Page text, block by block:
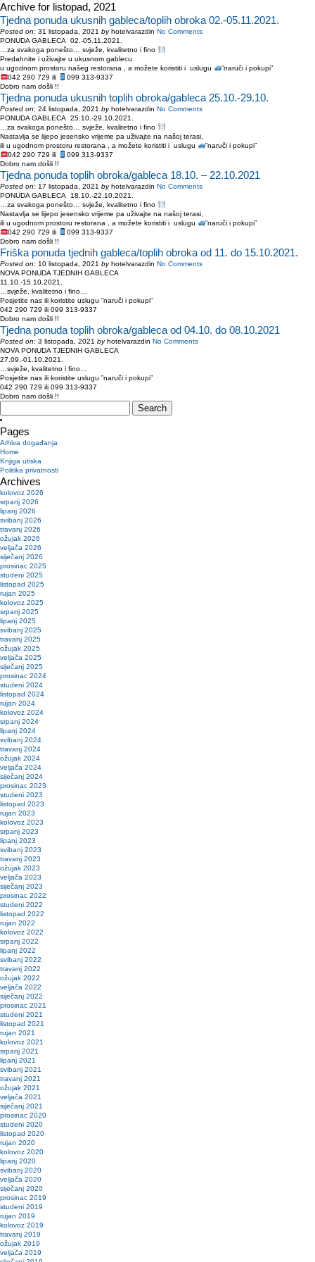
Archive for listopad, 2021
Tjedna ponuda ukusnih gableca/toplih obroka 02.-05.11.2021.
Posted on: 31 listopada, 2021 byhotelvarazdin No Comments
PONUDA GABLECA 02.-05.11.2021.
…za svakoga ponešto… svježe, kvalitetno i fino
Predahnite i uživajte u ukusnom gablecu
u ugodnom prostoru našeg restorana , a možete koristiti i uslugu
”naruči i pokupi”
042 290 729 ili
099 313-9337
Dobro nam došli !!
Tjedna ponuda ukusnih toplih obroka/gableca 25.10.-29.10.
Posted on: 24 listopada, 2021 byhotelvarazdin No Comments
PONUDA GABLECA 25.10.-29.10.2021.
…za svakoga ponešto… svježe, kvalitetno i fino
Nastavlja se lijepo jesensko vrijeme pa uživajte na našoj terasi,
ili u ugodnom prostoru restorana , a možete koristiti i uslugu
”naruči i pokupi”
042 290 729 ili
099 313-9337
Dobro nam došli !!
Tjedna ponuda toplih obroka/gableca 18.10. – 22.10.2021
Posted on: 17 listopada, 2021 byhotelvarazdin No Comments
PONUDA GABLECA 18.10.-22.10.2021.
…za svakoga ponešto… svježe, kvalitetno i fino
Nastavlja se lijepo jesensko vrijeme pa uživajte na našoj terasi,
ili u ugodnom prostoru restorana , a možete koristiti i uslugu
”naruči i pokupi”
042 290 729 ili
099 313-9337
Dobro nam došli !!
Friška ponuda tjednih gableca/toplih obroka od 11. do 15.10.2021.
Posted on: 10 listopada, 2021 byhotelvarazdin No Comments
NOVA PONUDA TJEDNIH GABLECA
11.10.-15.10.2021.
…svježe, kvalitetno i fino…
Posjetite nas ili koristite uslugu ”naruči i pokupi”
042 290 729 ili 099 313-9337
Dobro nam došli !!
Tjedna ponuda toplih obroka/gableca od 04.10. do 08.10.2021
Posted on: 3 listopada, 2021 byhotelvarazdin No Comments
NOVA PONUDA TJEDNIH GABLECA
27.09.-01.10.2021.
…svježe, kvalitetno i fino…
Posjetite nas ili koristite uslugu ”naruči i pokupi”
042 290 729 ili 099 313-9337
Dobro nam došli !!
for:
Pages
Arhiva događanja
Home
Knjiga utiska
Politika privatnosti
Archives
kolovoz 2026
srpanj 2026
lipanj 2026
svibanj 2026
travanj 2026
ožujak 2026
veljača 2026
siječanj 2026
prosinac 2025
studeni 2025
listopad 2025
rujan 2025
kolovoz 2025
srpanj 2025
lipanj 2025
svibanj 2025
travanj 2025
ožujak 2025
veljača 2025
siječanj 2025
prosinac 2024
studeni 2024
listopad 2024
rujan 2024
kolovoz 2024
srpanj 2024
lipanj 2024
svibanj 2024
travanj 2024
ožujak 2024
veljača 2024
siječanj 2024
prosinac 2023
studeni 2023
listopad 2023
rujan 2023
kolovoz 2023
srpanj 2023
lipanj 2023
svibanj 2023
travanj 2023
ožujak 2023
veljača 2023
siječanj 2023
prosinac 2022
studeni 2022
listopad 2022
rujan 2022
kolovoz 2022
srpanj 2022
lipanj 2022
svibanj 2022
travanj 2022
ožujak 2022
veljača 2022
siječanj 2022
prosinac 2021
studeni 2021
listopad 2021
rujan 2021
kolovoz 2021
srpanj 2021
lipanj 2021
svibanj 2021
travanj 2021
ožujak 2021
veljača 2021
siječanj 2021
prosinac 2020
studeni 2020
listopad 2020
rujan 2020
kolovoz 2020
lipanj 2020
svibanj 2020
veljača 2020
siječanj 2020
prosinac 2019
studeni 2019
rujan 2019
kolovoz 2019
travanj 2019
ožujak 2019
veljača 2019